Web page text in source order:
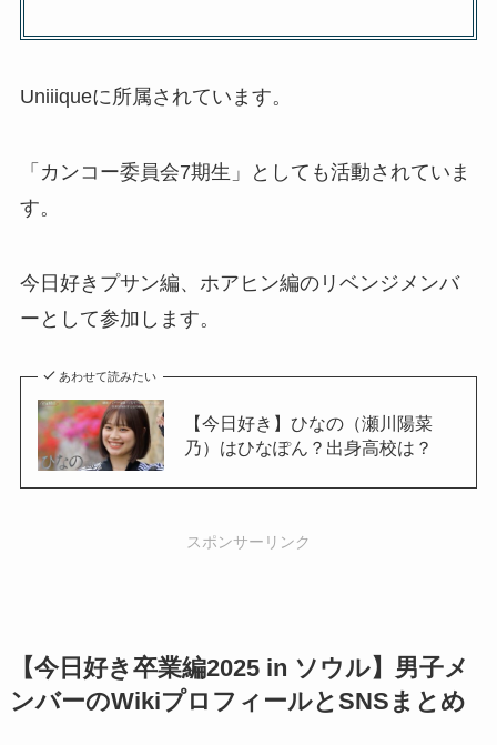
Uniiiqueに所属されています。
「カンコー委員会7期生」としても活動されていま
す。
今日好きプサン編、ホアヒン編のリベンジメンバ
ーとして参加します。
あわせて読みたい
【今日好き】ひなの（瀬川陽菜
乃）はひなぽん？出身高校は？
スポンサーリンク
【今日好き卒業編2025 in ソウル】男子メ
ンバーのWikiプロフィールとSNSまとめ